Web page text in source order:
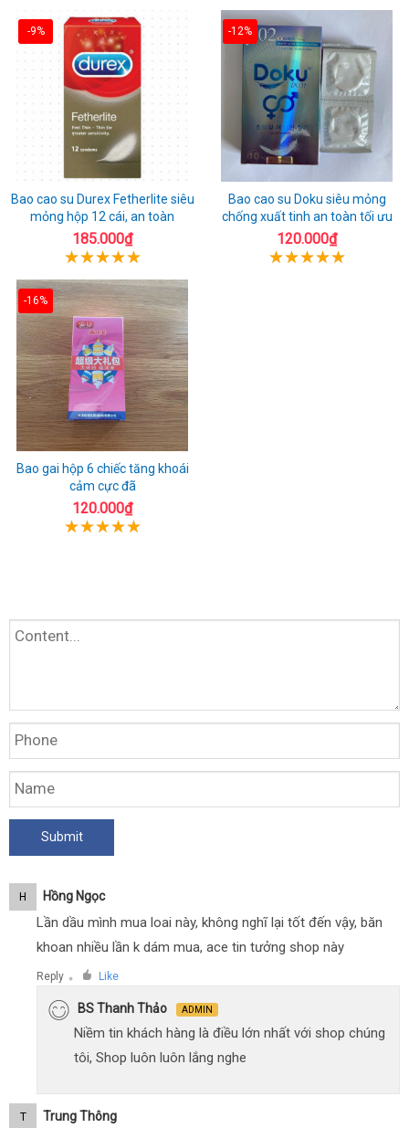
-9%
Bao cao su Durex Fetherlite siêu
mỏng hộp 12 cái, an toàn
185.000₫
-12%
Bao cao su Doku siêu mỏng
chống xuất tinh an toàn tối ưu
120.000₫
-16%
Bao gai hộp 6 chiếc tăng khoái
cảm cực đã
120.000₫
H Hồng Ngọc
Lần dầu mình mua loai này, không nghĩ lại tốt đến vậy, băn
khoan nhiều lần k dám mua, ace tin tưởng shop này
Reply ● Like
BS Thanh Thảo ADMIN
Niềm tin khách hàng là điều lớn nhất với shop chúng
tôi, Shop luôn luôn lắng nghe
T Trung Thông